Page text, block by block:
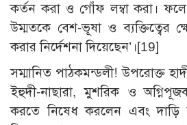
কর্তন করা ও গোঁফ লম্বা করা।
উম্মতকে বেশ-ভূষা ও ব্যক্তিত্বের
করার নির্দেশনা দিয়েছেন’।[19]
সম্মানিত পাঠকমন্ডলী! উপরোক্ত
ইহুদী-নাছারা, মুশরিক ও
করতে নিষেধ করলেন এবং দাড়ি